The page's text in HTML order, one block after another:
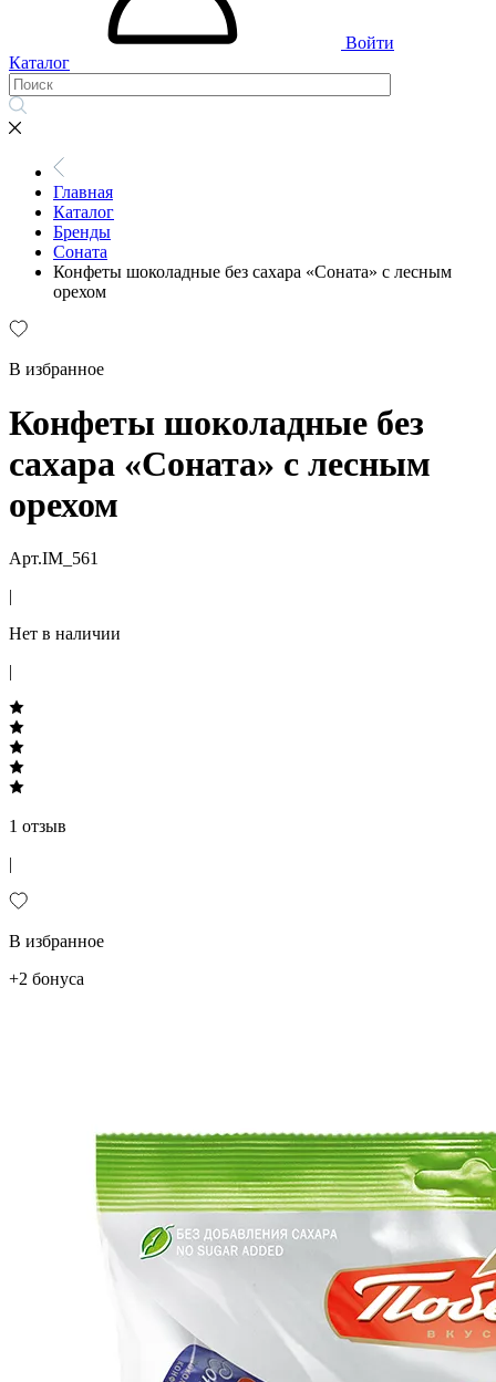
Войти
Каталог
Главная
Каталог
Бренды
Соната
Конфеты шоколадные без сахара «Соната» с лесным
орехом
В избранное
Конфеты шоколадные без
сахара «Соната» с лесным
орехом
Арт.IM_561
|
Нет в наличии
|
1 отзыв
|
В избранное
+2 бонуса